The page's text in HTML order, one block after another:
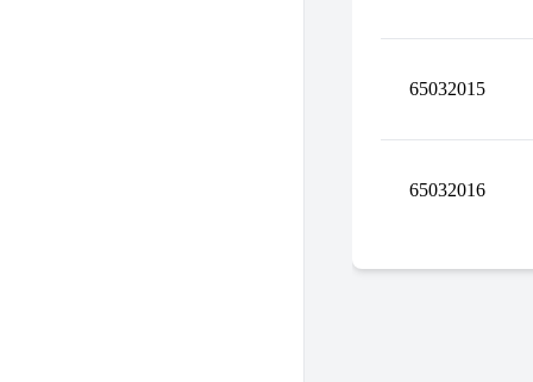
65032015
65032016